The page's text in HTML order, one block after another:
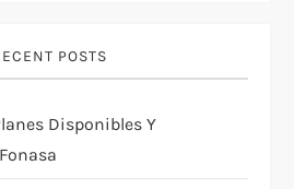
POSTS
Disponibles Y